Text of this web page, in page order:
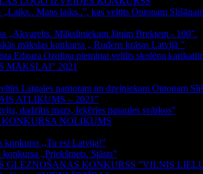
Mans laiks..”, kas veltīts Ontonam
„Akvarelis. Māksliniekam Jānim Brektem - 100”.
mākslas konkurss „ Rudens krāsas Latvijā ”
Edgara Ozoliņa piemiņai veltīts skolēnu
MĀKSLAI" 2021
Latgales patriotam un dzejniekam Ontonam
ATLIKUMS – 2021”
dadzītis mazs, Ieķēries pasaules svārkos”
NOLIKUMS
konkurss ,,Tu esi Latvija!"
„Priekšmets. Stāsts”
GLEZNOŠANAS KONKURSS ”VILNIS